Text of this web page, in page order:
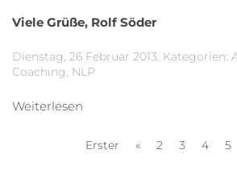
Viele Grüße, Rolf Söder
Dienstag, 26 Februar 2013. Kategorien:
Coaching, NLP
Weiterlesen
Erster « 2 3 4 5